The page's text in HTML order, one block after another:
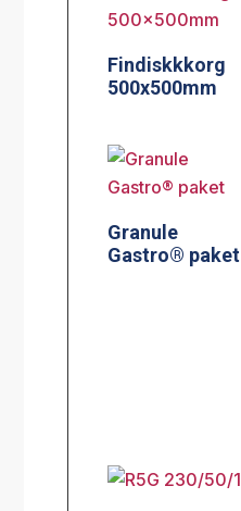
Findiskkkorg
500x500mm
Granule
Gastro® paket